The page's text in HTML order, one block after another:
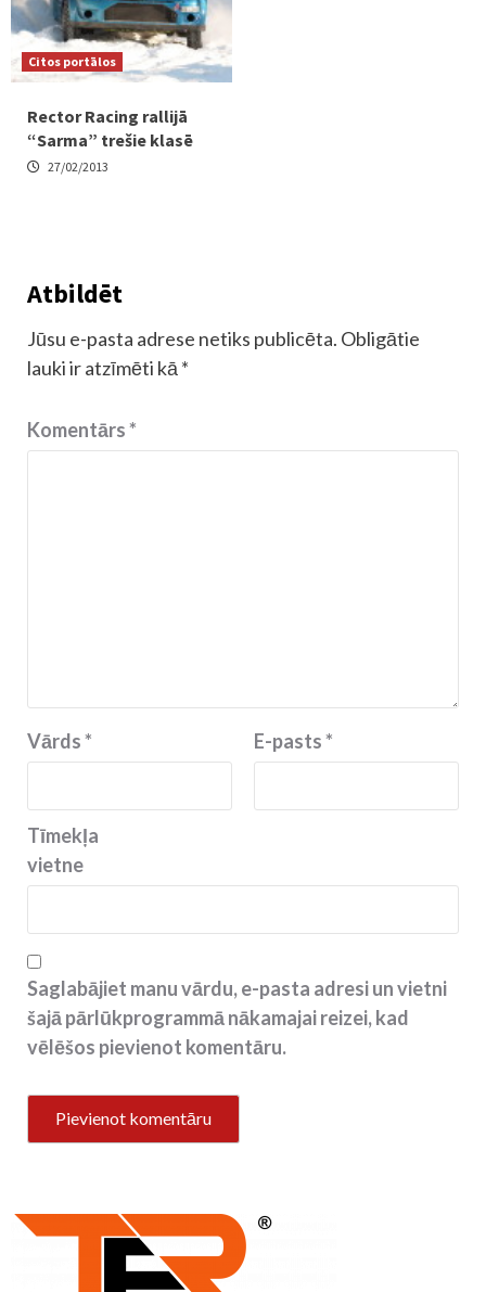
Citos portālos
Rector Racing rallijā
“Sarma” trešie klasē
27/02/2013
Atbildēt
Jūsu e-pasta adrese netiks publicēta. Obligātie
lauki ir atzīmēti kā *
Komentārs*
Vārds* E-pasts*
Tīmekļa
vietne
Saglabājiet manu vārdu, e-pasta adresi un vietni
šajā pārlūkprogrammā nākamajai reizei, kad
vēlēšos pievienot komentāru.